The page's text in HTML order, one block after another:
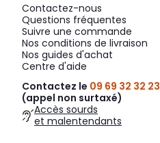
Contactez-nous
Questions fréquentes
Suivre une commande
Nos conditions de livraison
Nos guides d'achat
Centre d'aide
Contactez le 09 69 32 32 23
(appel non surtaxé)
Accès sourds
et malentendants